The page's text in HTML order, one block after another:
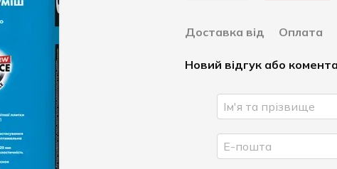
Доставка від Оплата
Новий відгук або